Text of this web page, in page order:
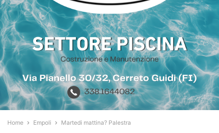
Home Empoli Martedi mattina? Palestra